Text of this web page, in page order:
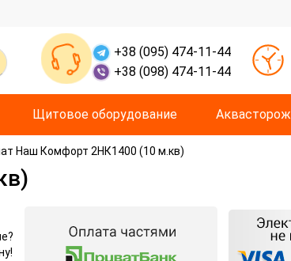
+38 (095) 474-11-44
+38 (098) 474-11-44
Щитовое оборудование Аквасторож
Наш Комфорт 2НК1400 (10 м.кв)